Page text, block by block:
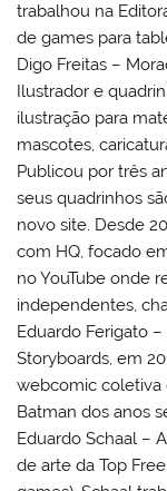
trabalhou na
de games para
Digo Freitas –
Ilustrador e
ilustração para
mascotes,
Publicou por três
seus quadrinhos
novo site. Desde
com HQ, focado
no YouTube onde
independentes,
Eduardo Ferigato
Storyboards, em
webcomic coletiva
Batman dos anos
Eduardo Schaal –
de arte da Top